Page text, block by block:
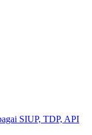
SIUP, TDP, API